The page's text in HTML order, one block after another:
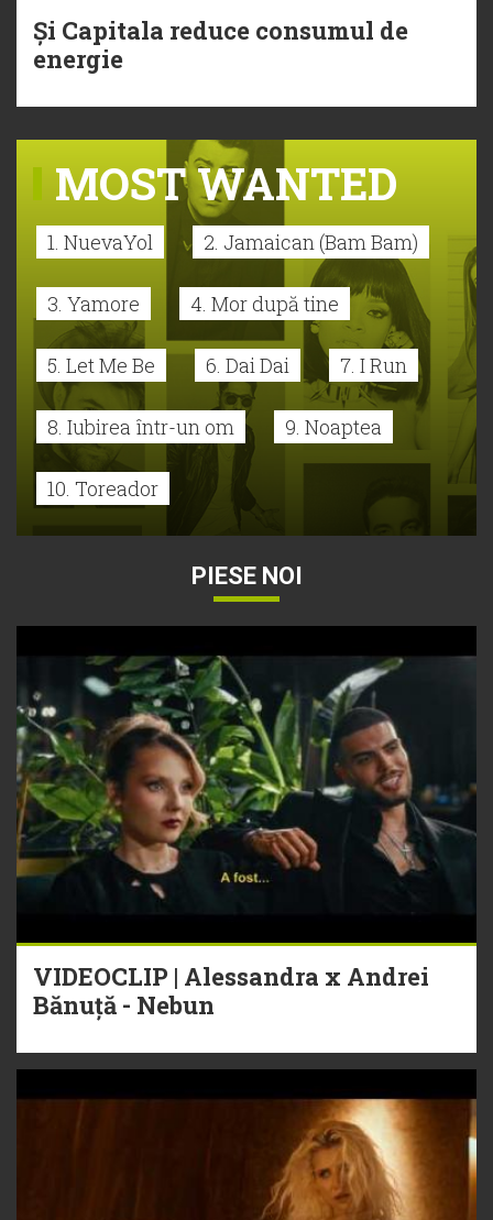
Și Capitala reduce consumul de
energie
MOST WANTED
1. NuevaYol 2. Jamaican (Bam Bam)
3. Yamore 4. Mor după tine
5. Let Me Be 6. Dai Dai 7. I Run
8. Iubirea într-un om 9. Noaptea
10. Toreador
PIESE NOI
VIDEOCLIP | Alessandra x Andrei
Bănuță - Nebun